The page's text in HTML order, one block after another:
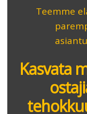
Teemme
Kasvata